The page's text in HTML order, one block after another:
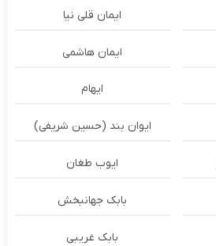
ایمان قلی نیا
ایمان هاشمی
ایهام
ایوان بند (حسین شریفی)
ایوب طغان
بابک جهانبخش
بابک غریبی